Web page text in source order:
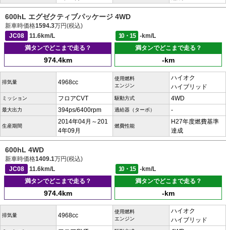
600hL エグゼクティブパッケージ 4WD
新車時価格1594.3万円(税込)
JC08
11.6km/L 10・15
-km/L
満タンでどこまで走る？
974.4km
満タンでどこまで走る？
-km
排気量 4968cc
使用燃料
エンジン
ハイオク
ハイブリッド
ミッション フロアCVT 駆動方式 4WD
最大出力 394ps/6400rpm 過給器（ターボ） -
生産期間
2014年04月～201
4年09月
燃費性能
H27年度燃費基準
達成
600hL 4WD
新車時価格1409.1万円(税込)
JC08
11.6km/L 10・15
-km/L
満タンでどこまで走る？
974.4km
満タンでどこまで走る？
-km
排気量 4968cc
使用燃料
エンジン
ハイオク
ハイブリッド